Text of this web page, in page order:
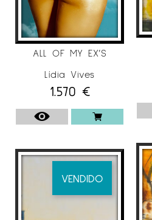
ALL OF MY EX’S
Lídia Vives
1.570 €
VENDIDO